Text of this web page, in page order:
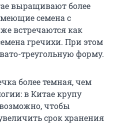
выращивают более
семена с
встречаются как
гречихи. При этом
треугольную форму.
более темная, чем
в Китае крупу
чтобы
срок хранения